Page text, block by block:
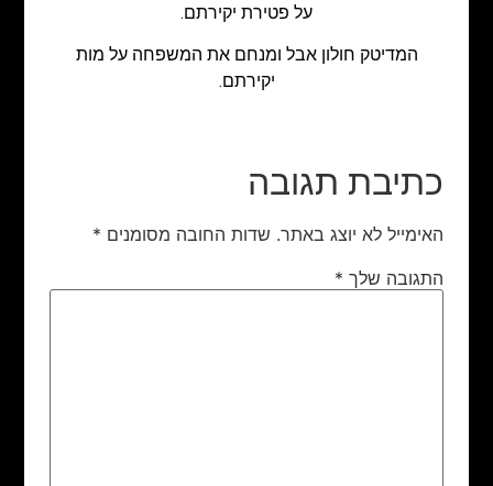
על פטירת יקירתם.
המדיטק חולון אבל ומנחם את המשפחה על מות
יקירתם.
כתיבת תגובה
האימייל לא יוצג באתר. שדות החובה מסומנים *
התגובה שלך *